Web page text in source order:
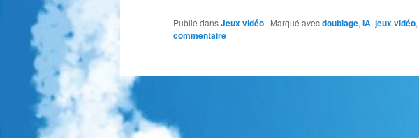
Publié dansJeux vidéo | Marqué avecdoublage,IA,jeux vidéo,
commentaire